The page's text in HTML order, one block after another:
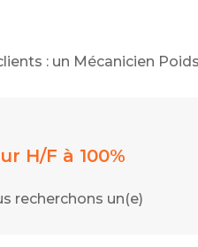
: un Mécanicien
H/F à 100%
recherchons un(e)